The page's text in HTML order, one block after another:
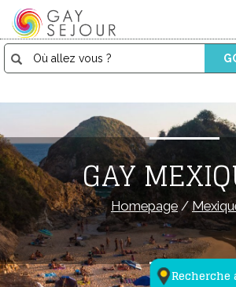
Recherche
GAY
Homepage /